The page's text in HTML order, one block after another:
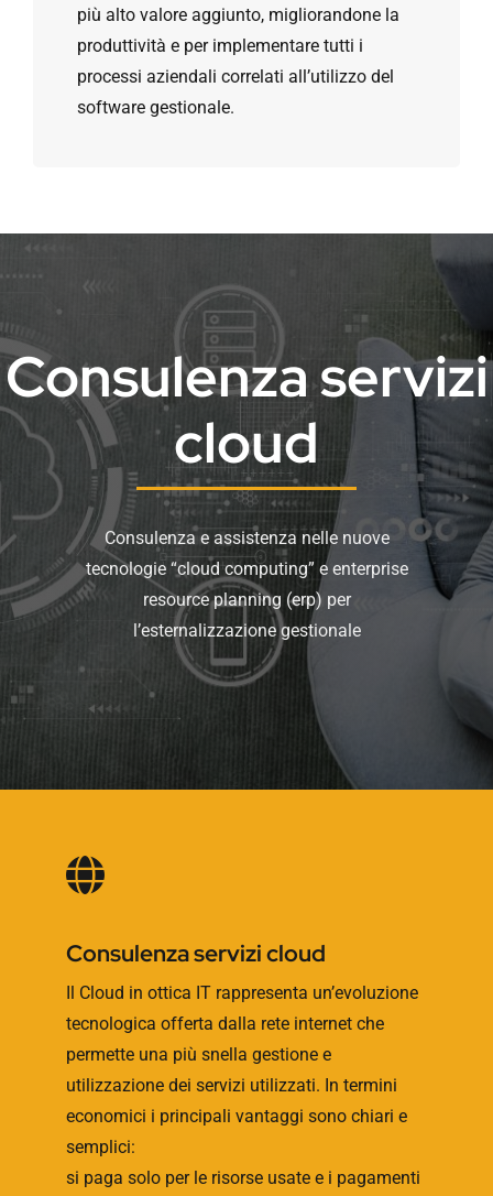
più alto valore aggiunto, migliorandone la
produttività e per implementare tutti i
processi aziendali correlati all’utilizzo del
software gestionale.
Consulenza servizi
cloud
Consulenza e assistenza nelle nuove
tecnologie “cloud computing” e enterprise
resource planning (erp) per
l’esternalizzazione gestionale
Consulenza servizi cloud
Il Cloud in ottica IT rappresenta un’evoluzione
tecnologica offerta dalla rete internet che
permette una più snella gestione e
utilizzazione dei servizi utilizzati. In termini
economici i principali vantaggi sono chiari e
semplici:
si paga solo per le risorse usate e i pagamenti